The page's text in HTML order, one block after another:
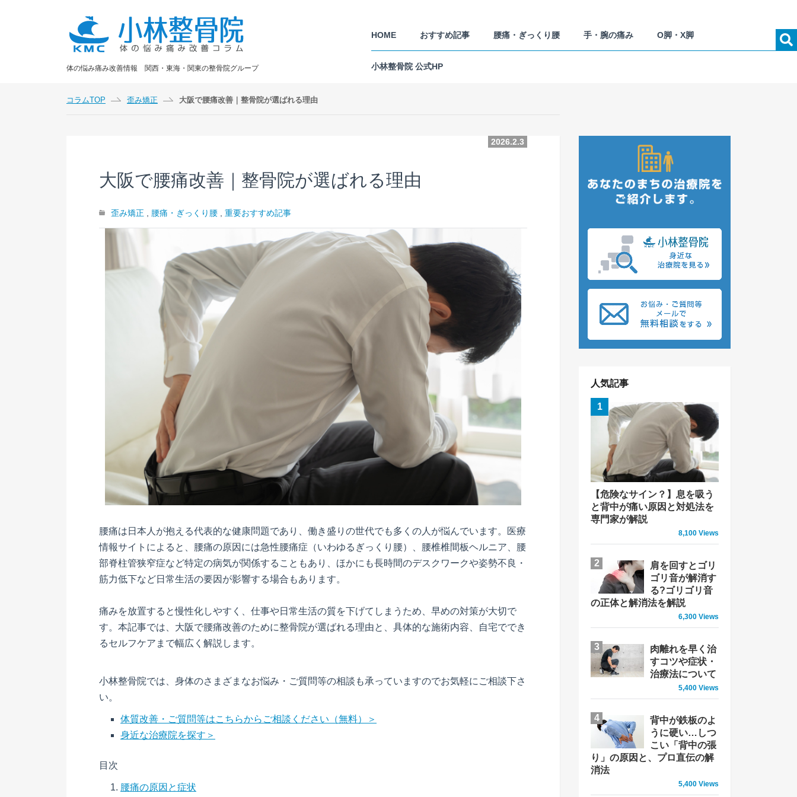
体の悩み痛み改善情報 関西・東海・関東の整骨院グループ
HOME おすすめ記事 腰痛・ぎっくり腰 手・腕の痛み O脚・X脚
小林整骨院 公式HP
コラムTOP 歪み矯正 大阪で腰痛改善｜整骨院が選ばれる理由
大阪で腰痛改善｜整骨院が選ばれる理由
2026.2.3
歪み矯正 腰痛・ぎっくり腰 重要おすすめ記事
腰痛は日本人が抱える代表的な健康問題であり、働き盛りの世代でも多くの人が悩んでいます。医療
情報サイトによると、腰痛の原因には急性腰痛症（いわゆるぎっくり腰）、腰椎椎間板ヘルニア、腰
部脊柱管狭窄症など特定の病気が関係することもあり、ほかにも長時間のデスクワークや姿勢不良・
筋力低下など日常生活の要因が影響する場合もあります。
痛みを放置すると慢性化しやすく、仕事や日常生活の質を下げてしまうため、早めの対策が大切で
す。本記事では、大阪で腰痛改善のために整骨院が選ばれる理由と、具体的な施術内容、自宅ででき
るセルフケアまで幅広く解説します。
小林整骨院では、身体のさまざまなお悩み・ご質問等の相談も承っていますのでお気軽にご相談下さ
い。
体質改善・ご質問等はこちらからご相談ください（無料）＞
身近な治療院を探す＞
目次
腰痛の原因と症状
人気記事
【危険なサイン？】息を吸う
と背中が痛い原因と対処法を
専門家が解説
8,100 Views
肩を回すとゴリ
ゴリ音が解消す
る?ゴリゴリ音
の正体と解消法を解説
6,300 Views
肉離れを早く治
すコツや症状・
治療法について
5,400 Views
背中が鉄板のよ
うに硬い…しつ
こい「背中の張
り」の原因と、プロ直伝の解
消法
5,400 Views